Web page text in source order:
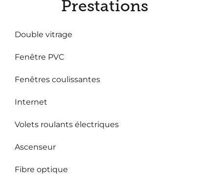
Prestations
Double vitrage
Fenêtre PVC
Fenêtres coulissantes
Internet
Volets roulants électriques
Ascenseur
Fibre optique